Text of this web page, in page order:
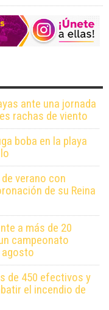
ante una jornada
rachas de viento
boba en la playa
verano con
de su Reina
a más de 20
campeonato
de 450 efectivos y
el incendio de